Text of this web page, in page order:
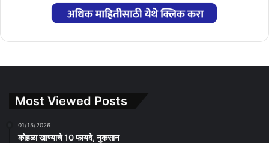
Most Viewed Posts
01/15/2026
कोहळा खाण्याचे 10 फायदे, नुकसान